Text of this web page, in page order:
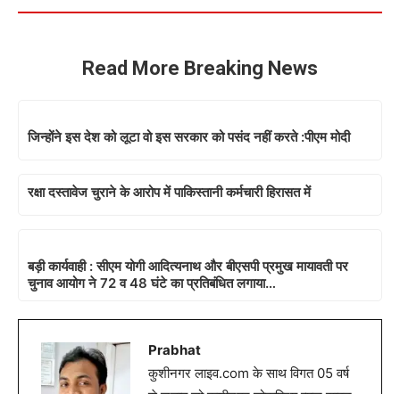
Read More Breaking News
जिन्‍होंने इस देश को लूटा वो इस सरकार को पसंद नहीं करते :पीएम मोदी
रक्षा दस्तावेज चुराने के आरोप में पाकिस्तानी कर्मचारी हिरासत में
बड़ी कार्यवाही : सीएम योगी आदित्यनाथ और बीएसपी प्रमुख मायावती पर
चुनाव आयोग ने 72 व 48 घंटे का प्रतिबंधित लगाया…
Prabhat
कुशीनगर लाइव.com के साथ विगत 05 वर्ष